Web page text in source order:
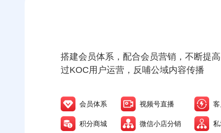
搭建会员体系，配合会员营销，不断提
过KOC用户运营，反哺公域内容传播
会员体系 视频号直播
积分商城 微信小店分销